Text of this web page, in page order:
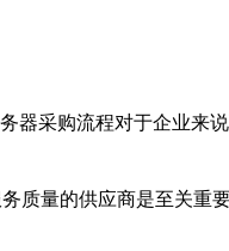
器采购流程对于企业来
质量的供应商是至关重